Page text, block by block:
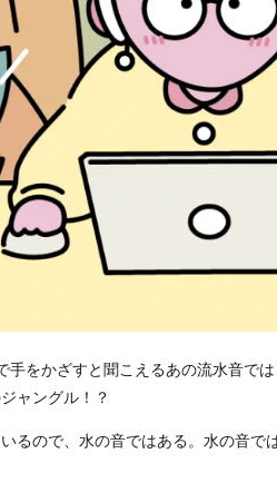
をかざすと聞こえるあの流水音で
ャングル！？
るので、水の音ではある。水の音